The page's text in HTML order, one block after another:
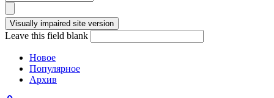
Leave this field blank
Новое
Популярное
Архив